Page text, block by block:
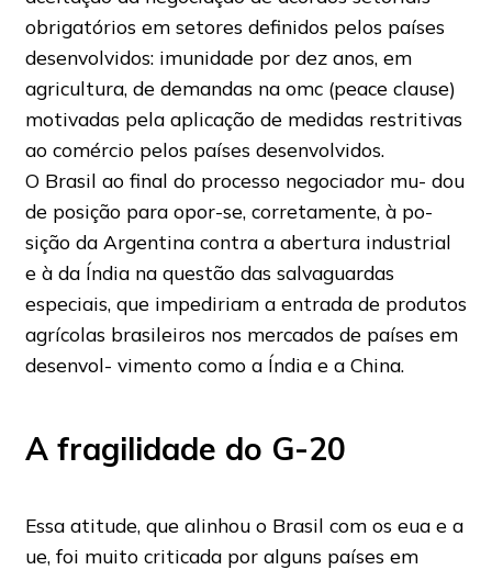
obrigatórios em setores definidos pelos países
desenvolvidos: imunidade por dez anos, em
agricultura, de demandas na omc (peace clause)
motivadas pela aplicação de medidas restritivas
ao comércio pelos países desenvolvidos.
O Brasil ao final do processo negociador mu- dou
de posição para opor-se, corretamente, à po-
sição da Argentina contra a abertura industrial
e à da Índia na questão das salvaguardas
especiais, que impediriam a entrada de produtos
agrícolas brasileiros nos mercados de países em
desenvol- vimento como a Índia e a China.
A fragilidade do G-20
Essa atitude, que alinhou o Brasil com os eua e a
ue, foi muito criticada por alguns países em